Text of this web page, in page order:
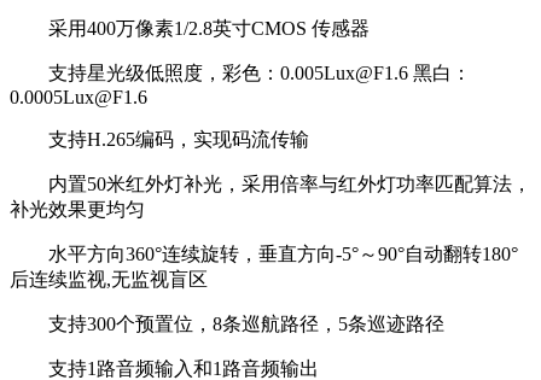
采用400万像素1/2.8英寸CMOS 传感器
支持星光级低照度，彩色：0.005Lux@F1.6 黑白：
0.0005Lux@F1.6
支持H.265编码，实现码流传输
内置50米红外灯补光，采用倍率与红外灯功率匹配算法，
补光效果更均匀
水平方向360°连续旋转，垂直方向-5°～90°自动翻转180°
后连续监视,无监视盲区
支持300个预置位，8条巡航路径，5条巡迹路径
支持1路音频输入和1路音频输出